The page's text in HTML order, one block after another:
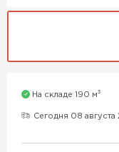
На складе 190 м3
Сегодня 08